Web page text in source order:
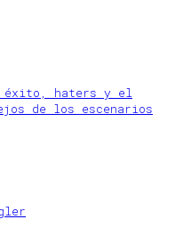
haters y el
de los escenarios